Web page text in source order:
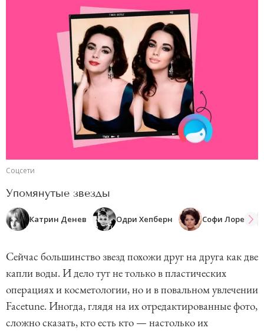
Соцсети
Упомянутые звезды
Катрин Денев Одри Хепберн Софи Лорен
Сейчас большинство звезд похожи друг на друга как две
капли воды. И дело тут не только в пластических
операциях и косметологии, но и в повальном увлечении
Facetune. Иногда, глядя на их отредактированные фото,
сложно сказать, кто есть кто — настолько их